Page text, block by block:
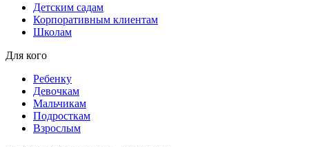
Детским садам
Корпоративным клиентам
Школам
Для кого
Ребенку
Девочкам
Мальчикам
Подросткам
Взрослым